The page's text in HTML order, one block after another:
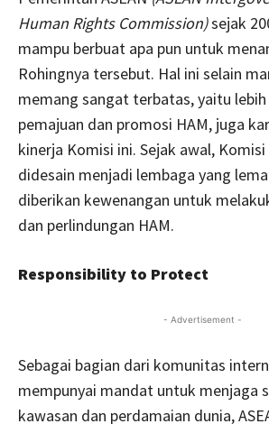
Human Rights Commission)sejak
mampu berbuat apa pun untuk
Rohingnya tersebut. Hal ini selain
memang sangat terbatas, yaitu lebih
pemajuan dan promosi HAM, juga
kinerja Komisi ini. Sejak awal,
didesain menjadi lembaga yang
diberikan kewenangan untuk
dan perlindungan HAM.
Responsibility to Protect
- Advertisement -
Sebagai bagian dari komunitas
mempunyai mandat untuk menjaga
kawasan dan perdamaian dunia,